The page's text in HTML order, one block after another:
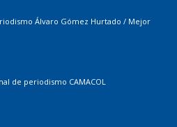
Álvaro Gómez Hurtado / Mejor
de periodismo CAMACOL